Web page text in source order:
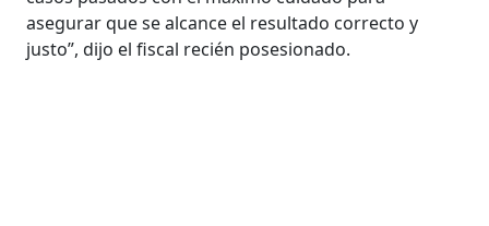
asegurar que se alcance el resultado correcto y
justo”, dijo el fiscal recién posesionado.